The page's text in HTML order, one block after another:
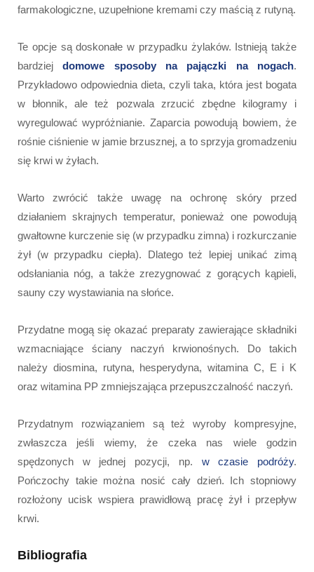
farmakologiczne, uzupełnione kremami czy maścią z rutyną.
Te opcje są doskonałe w przypadku żylaków. Istnieją także
bardziejdomowe sposoby na pajączki na nogach.
Przykładowo odpowiednia dieta, czyli taka, która jest bogata
w błonnik, ale też pozwala zrzucić zbędne kilogramy i
wyregulować wypróżnianie. Zaparcia powodują bowiem, że
rośnie ciśnienie w jamie brzusznej, a to sprzyja gromadzeniu
się krwi w żyłach.
Warto zwrócić także uwagę na ochronę skóry przed
działaniem skrajnych temperatur, ponieważ one powodują
gwałtowne kurczenie się (w przypadku zimna) i rozkurczanie
żył (w przypadku ciepła). Dlatego też lepiej unikać zimą
odsłaniania nóg, a także zrezygnować z gorących kąpieli,
sauny czy wystawiania na słońce.
Przydatne mogą się okazać preparaty zawierające składniki
wzmacniające ściany naczyń krwionośnych. Do takich
należy diosmina, rutyna, hesperydyna, witamina C, E i K
oraz witamina PP zmniejszająca przepuszczalność naczyń.
Przydatnym rozwiązaniem są też wyroby kompresyjne,
zwłaszcza jeśli wiemy, że czeka nas wiele godzin
spędzonych w jednej pozycji, np. w czasie podróży.
Pończochy takie można nosić cały dzień. Ich stopniowy
rozłożony ucisk wspiera prawidłową pracę żył i przepływ
krwi.
Bibliografia